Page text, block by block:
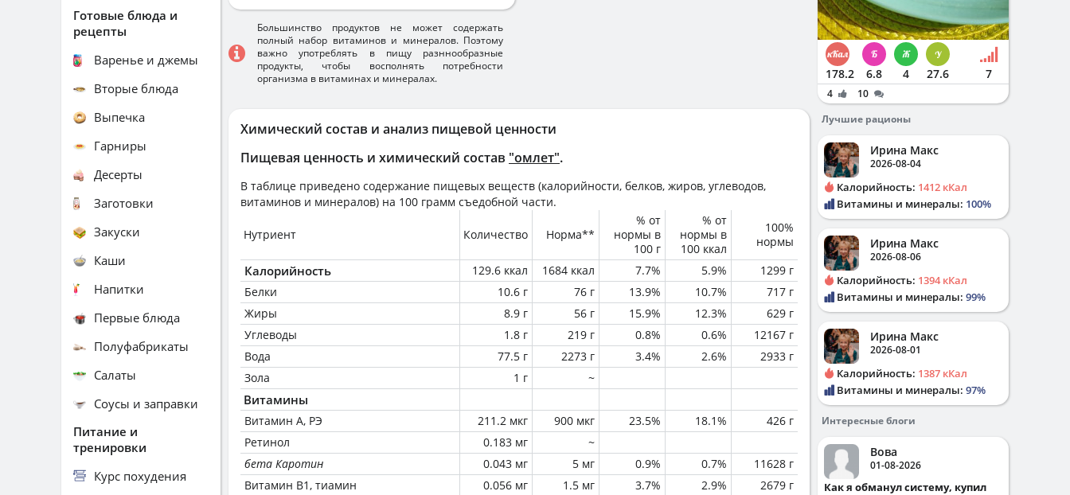
Химический состав и анализ пищевой ценности
Пищевая ценность и химический состав "омлет".
В таблице приведено содержание пищевых веществ (калорийности, белков, жиров, углеводов,
витаминов и минералов) на 100 грамм съедобной части.
Нутриент Количество Норма**
% от
нормы в
100 г
% от
нормы в
100 ккал
100%
нормы
Калорийность 129.6 ккал 1684 ккал 7.7% 5.9%
1299 г
Белки
10.6 г 76 г 13.9% 10.7%
717 г
Жиры
8.9 г 56 г 15.9% 12.3%
629 г
Углеводы
1.8 г 219 г 0.8% 0.6%
12167 г
Вода
77.5 г 2273 г 3.4% 2.6%
2933 г
Зола
1 г ~
Витамины
Витамин А, РЭ 211.2 мкг 900 мкг 23.5% 18.1%
426 г
Ретинол
0.183 мг
~
бета Каротин
0.043 мг 5 мг 0.9% 0.7%
11628 г
Витамин В1, тиамин
0.056 мг 1.5 мг 3.7% 2.9%
2679 г
Большинство продуктов не может содержать
полный набор витаминов и минералов. Поэтому
важно употреблять в пищу разннообразные
продукты, чтобы восполнять потребности
организма в витаминах и минералах.
Готовые блюда и
рецепты
Варенье и джемы
Вторые блюда
Выпечка
Гарниры
Десерты
Заготовки
Закуски
Каши
Напитки
Первые блюда
Полуфабрикаты
Салаты
Соусы и заправки
Питание и
тренировки
Курс похудения
178.2 6.8 4 27.6 7
4
10
Лучшие рационы
Ирина Макс
2026-08-04
Калорийность: 1412 кКал
Витамины и минералы: 100%
Ирина Макс
2026-08-06
Калорийность: 1394 кКал
Витамины и минералы: 99%
Ирина Макс
2026-08-01
Калорийность: 1387 кКал
Витамины и минералы: 97%
Интересные блоги
Вова
01-08-2026
Как я обманул систему, купил